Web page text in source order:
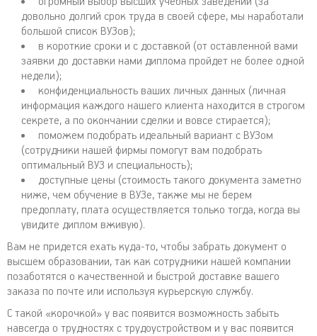
довольно долгий срок труда в своей сфере, мы наработали
большой список ВУЗов);
в короткие сроки и с доставкой (от оставленной вами
заявки до доставки нами диплома пройдет не более одной
недели);
конфиденциальность ваших личных данных (личная
информация каждого нашего клиента находится в строгом
секрете, а по окончании сделки и вовсе стирается);
поможем подобрать идеальный вариант с ВУЗом
(сотрудники нашей фирмы помогут вам подобрать
оптимальный ВУЗ и специальность);
доступные цены (стоимость такого документа заметно
ниже, чем обучение в ВУЗе, также мы не берем
предоплату, плата осуществляется только тогда, когда вы
увидите диплом вживую).
Вам не придется ехать куда-то, чтобы забрать документ о
высшем образовании, так как сотрудники нашей компании
позаботятся о качественной и быстрой доставке вашего
заказа по почте или используя курьерскую службу.
С такой «корочкой» у вас появится возможность забыть
навсегда о трудностях с трудоустройством и у вас появится